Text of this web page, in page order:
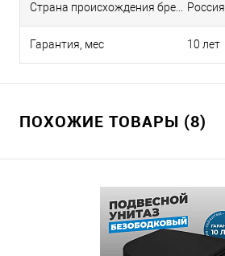
Россия
Гарантия, мес 10 лет
ПОХОЖИЕ ТОВАРЫ (8)